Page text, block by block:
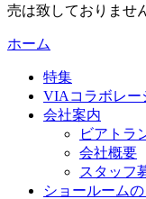
売は致しておりませ
ホーム
特集
VIAコラボレー
会社案内
ビアトラ
会社概要
スタッフ
ショールーム